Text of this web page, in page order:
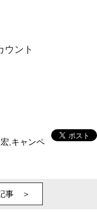
ウント
キャンペ
事 ＞